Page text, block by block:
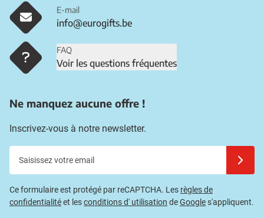
E-mail
info@eurogifts.be
FAQ
Voir les questions fréquentes
Ne manquez aucune offre !
Inscrivez-vous à notre newsletter.
Ce formulaire est protégé par reCAPTCHA. Les règles de
confidentialitéet lesconditions d' utilisation deGoogles'appliquent.